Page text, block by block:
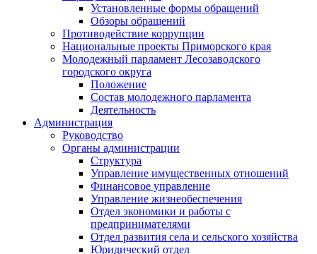
Установленные формы обращений
Обзоры обращений
Противодействие коррупции
Национальные проекты Приморского края
Молодежный парламент Лесозаводского
городского округа
Положение
Состав молодежного парламента
Деятельность
Администрация
Руководство
Органы администрации
Структура
Управление имущественных отношений
Финансовое управление
Управление жизнеобеспечения
Отдел экономики и работы с
предпринимателями
Отдел развития села и сельского хозяйства
Юридический отдел